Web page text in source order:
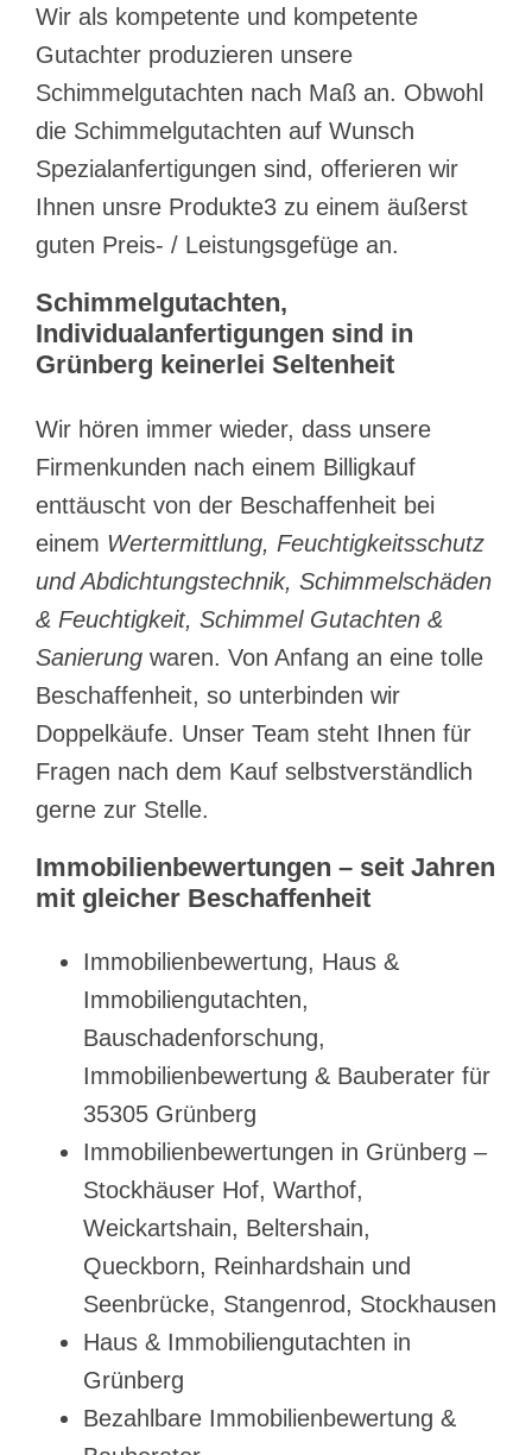
Wir als kompetente und kompetente
Gutachter produzieren unsere
Schimmelgutachten nach Maß an. Obwohl
die Schimmelgutachten auf Wunsch
Spezialanfertigungen sind, offerieren wir
Ihnen unsre Produkte3 zu einem äußerst
guten Preis- / Leistungsgefüge an.
Schimmelgutachten,
Individualanfertigungen sind in
Grünberg keinerlei Seltenheit
Wir hören immer wieder, dass unsere
Firmenkunden nach einem Billigkauf
enttäuscht von der Beschaffenheit bei
einem Wertermittlung, Feuchtigkeitsschutz
und Abdichtungstechnik, Schimmelschäden
& Feuchtigkeit, Schimmel Gutachten &
Sanierung waren. Von Anfang an eine tolle
Beschaffenheit, so unterbinden wir
Doppelkäufe. Unser Team steht Ihnen für
Fragen nach dem Kauf selbstverständlich
gerne zur Stelle.
Immobilienbewertungen – seit Jahren
mit gleicher Beschaffenheit
Immobilienbewertung, Haus &
Immobiliengutachten,
Bauschadenforschung,
Immobilienbewertung & Bauberater für
35305 Grünberg
Immobilienbewertungen in Grünberg –
Stockhäuser Hof, Warthof,
Weickartshain, Beltershain,
Queckborn, Reinhardshain und
Seenbrücke, Stangenrod, Stockhausen
Haus & Immobiliengutachten in
Grünberg
Bezahlbare Immobilienbewertung &